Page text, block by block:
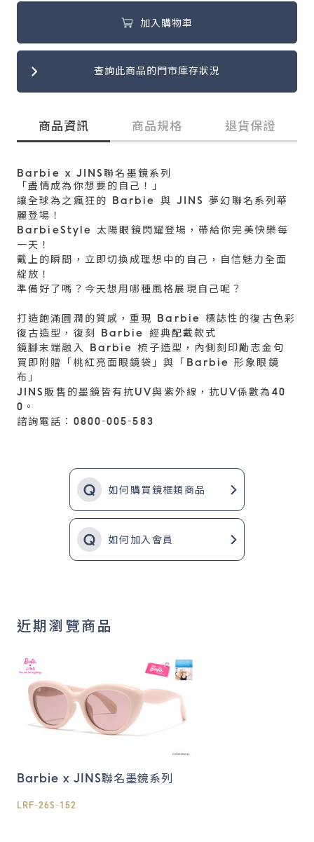
加入購物車
查詢此商品的門市庫存狀況
商品資訊 商品規格 退貨保證
Barbie x JINS聯名墨鏡系列
「盡情成為你想要的自己！」
讓全球為之瘋狂的 Barbie 與 JINS 夢幻聯名系列華
麗登場！
BarbieStyle 太陽眼鏡閃耀登場，帶給你完美快樂每
一天！
戴上的瞬間，立即切換成理想中的自己，自信魅力全面
綻放！
準備好了嗎？今天想用哪種風格展現自己呢？
打造飽滿圓潤的質感，重現 Barbie 標誌性的復古色彩
復古造型，復刻 Barbie 經典配戴款式
鏡腳末端融入 Barbie 梳子造型，內側刻印勵志金句
買即附贈「桃紅亮面眼鏡袋」與「Barbie 形象眼鏡
布」
JINS販售的墨鏡皆有抗UV與紫外線，抗UV係數為40
0。
諮詢電話：0800-005-583
如何購買鏡框類商品
如何加入會員
近期瀏覽商品
Barbie x JINS聯名墨鏡系列
LRF-26S-152